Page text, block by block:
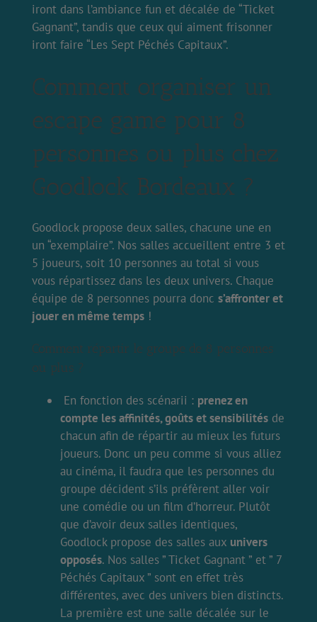
iront dans l’ambiance fun et décalée de “Ticket
Gagnant”, tandis que ceux qui aiment frisonner
iront faire “Les Sept Péchés Capitaux”.
Comment organiser un
escape game pour 8
personnes ou plus chez
Goodlock Bordeaux ?
Goodlock propose deux salles, chacune une en
un “exemplaire”. Nos salles accueillent entre 3 et
5 joueurs, soit 10 personnes au total si vous
vous répartissez dans les deux univers. Chaque
équipe de 8 personnes pourra donc s’affronter et
jouer en même temps!
Comment répartir le groupe de 8 personnes
ou plus ?
En fonction des scénarii : prenez en
compte les affinités, goûts et sensibilitésde
chacun afin de répartir au mieux les futurs
joueurs. Donc un peu comme si vous alliez
au cinéma, il faudra que les personnes du
groupe décident s’ils préfèrent aller voir
une comédie ou un film d’horreur. Plutôt
que d’avoir deux salles identiques,
Goodlock propose des salles aux univers
opposés. Nos salles ” Ticket Gagnant ” et ” 7
Péchés Capitaux ” sont en effet très
différentes, avec des univers bien distincts.
La première est une salle décalée sur le